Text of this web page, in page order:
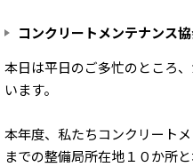
コンクリートメンテナンス
本日は平日のご多忙のところ
います。
本年度、私たちコンクリート
までの整備局所在地１０か所